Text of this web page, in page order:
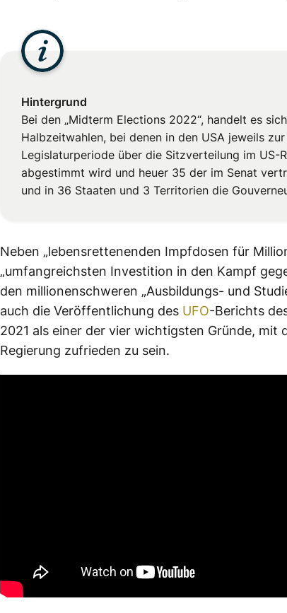
Hintergrund
Bei den „Midterm Elections 2022“, handelt es
Halbzeitwahlen, bei denen in den USA jeweils
Legislaturperiode über die Sitzverteilung im US-
abgestimmt wird und heuer 35 der im Senat
und in 36 Staaten und 3 Territorien die
Neben „lebensrettenenden Impfdosen für
„umfangreichsten Investition in den Kampf
den millionenschweren „Ausbildungs- und
auch die Veröffentlichung des UFO-Berichts
2021 als einer der vier wichtigsten Gründe, mit
Regierung zufrieden zu sein.